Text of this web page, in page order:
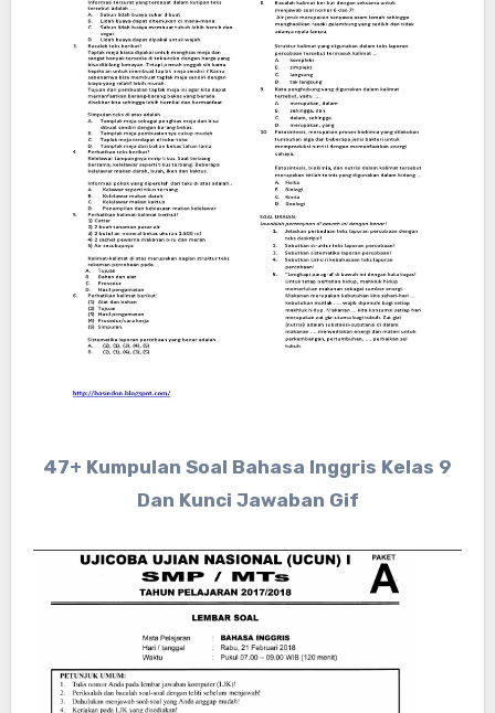
47+ Kumpulan Soal Bahasa Inggris Kelas 9
Dan Kunci Jawaban Gif